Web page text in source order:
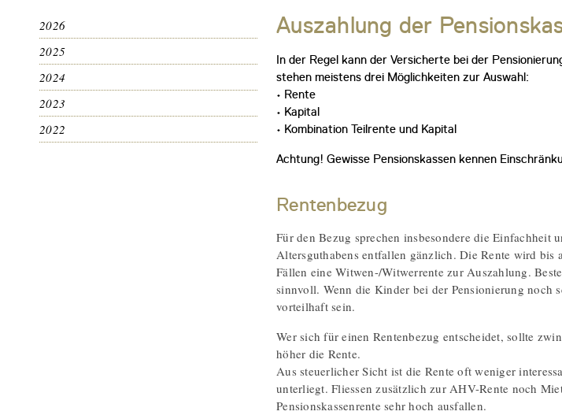
2026
2025
2024
2023
2022
Auszahlung der
In der Regel kann der Versicherte bei der
stehen meistens drei Möglichkeiten zur Auswahl:
• Rente
• Kapital
• Kombination Teilrente und Kapital
Achtung! Gewisse Pensionskassen kennen
Rentenbezug
Für den Bezug sprechen insbesondere die Einfachheit
Altersguthabens entfallen gänzlich. Die Rente wird bis
Fällen eine Witwen-/Witwerrente zur Auszahlung.
sinnvoll. Wenn die Kinder bei der Pensionierung noch
vorteilhaft sein.
Wer sich für einen Rentenbezug entscheidet, sollte
höher die Rente.
Aus steuerlicher Sicht ist die Rente oft weniger
unterliegt. Fliessen zusätzlich zur AHV-Rente noch
Pensionskassenrente sehr hoch ausfallen.